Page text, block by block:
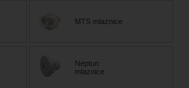
MTS mlaznice
Neptun
mlaznice